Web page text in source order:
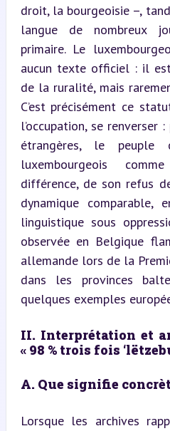
droit, la bourgeoisie –,
langue de nombreux
primaire. Le
aucun texte officiel : il
de la ruralité, mais
C’est précisément ce
l’occupation, se renverser
étrangères, le
luxembourgeois
différence, de son refus
dynamique comparable,
linguistique sous
observée en Belgique
allemande lors de la
dans les provinces
quelques exemples
II. Interprétation et
« 98 % trois fois
A. Que signifie
Lorsque les archives